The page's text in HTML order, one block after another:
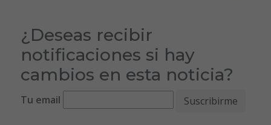
¿Deseas recibir
notificaciones si hay
cambios en esta noticia?
Tu email